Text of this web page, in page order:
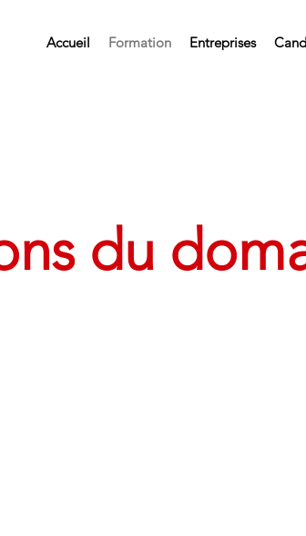
Accueil Formation Entreprises
du